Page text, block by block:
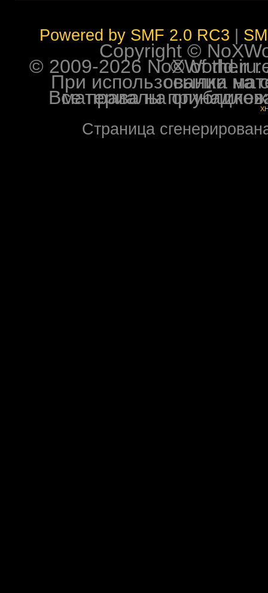
Powered by SMF 2.0 RC3
Copyright ©
© 2009-2026 NoXWorld.ru. All
При использовании
Все права на опубликованные на форуме
Страница